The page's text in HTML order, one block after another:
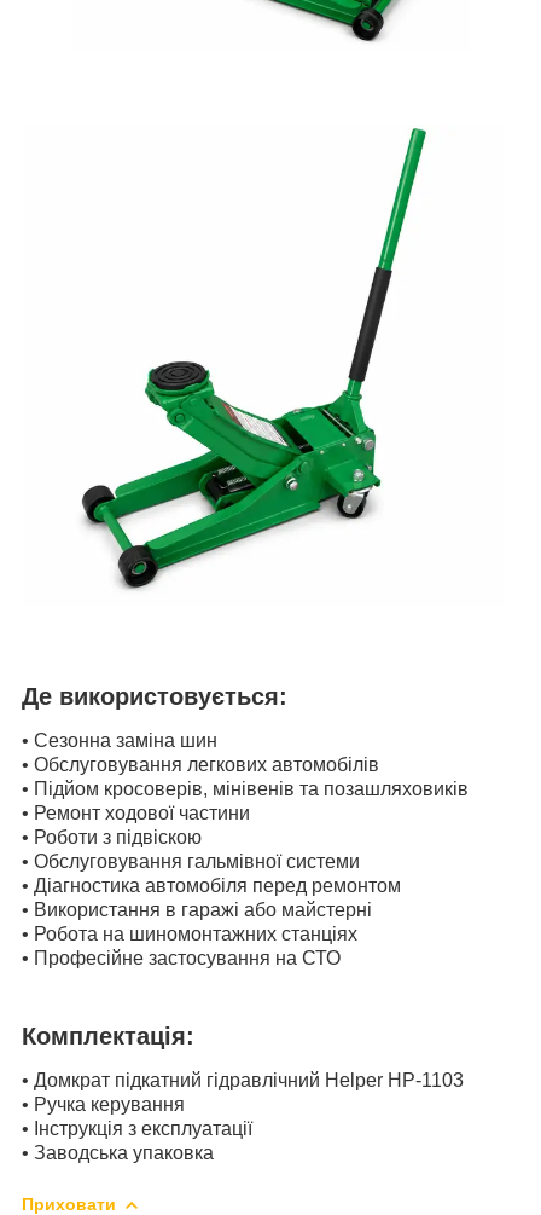
Де використовується:
• Сезонна заміна шин
• Обслуговування легкових автомобілів
• Підйом кросоверів, мінівенів та позашляховиків
• Ремонт ходової частини
• Роботи з підвіскою
• Обслуговування гальмівної системи
• Діагностика автомобіля перед ремонтом
• Використання в гаражі або майстерні
• Робота на шиномонтажних станціях
• Професійне застосування на СТО
Комплектація:
• Домкрат підкатний гідравлічний Helper HP-1103
• Ручка керування
• Інструкція з експлуатації
• Заводська упаковка
Приховати